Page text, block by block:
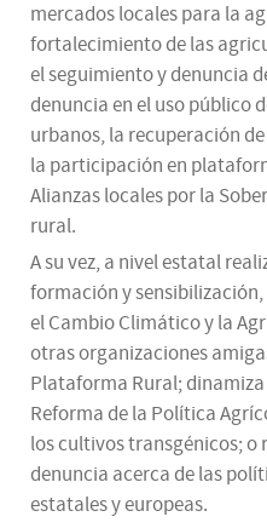
mercados locales para la
fortalecimiento de las
el seguimiento y denuncia
denuncia en el uso público
urbanos, la recuperación
la participación en
Alianzas locales por la
rural.
A su vez, a nivel estatal
formación y
el Cambio Climático y la
otras organizaciones
Plataforma Rural;
Reforma de la Política
los cultivos transgénicos; o
denuncia acerca de las
estatales y europeas.